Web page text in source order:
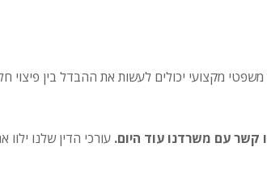
מקצועי יכולים לעשות את ההבדל בין פיצוי
קשר עם משרדנו עוד היום. עורכי הדין שלנו